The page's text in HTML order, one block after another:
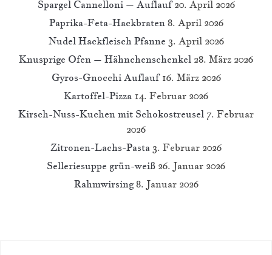
Spargel Cannelloni – Auflauf 20. April 2026
Paprika-Feta-Hackbraten 8. April 2026
Nudel Hackfleisch Pfanne 3. April 2026
Knusprige Ofen – Hähnchenschenkel 28. März 2026
Gyros-Gnocchi Auflauf 16. März 2026
Kartoffel-Pizza 14. Februar 2026
Kirsch-Nuss-Kuchen mit Schokostreusel 7. Februar
2026
Zitronen-Lachs-Pasta 3. Februar 2026
Selleriesuppe grün-weiß 26. Januar 2026
Rahmwirsing 8. Januar 2026